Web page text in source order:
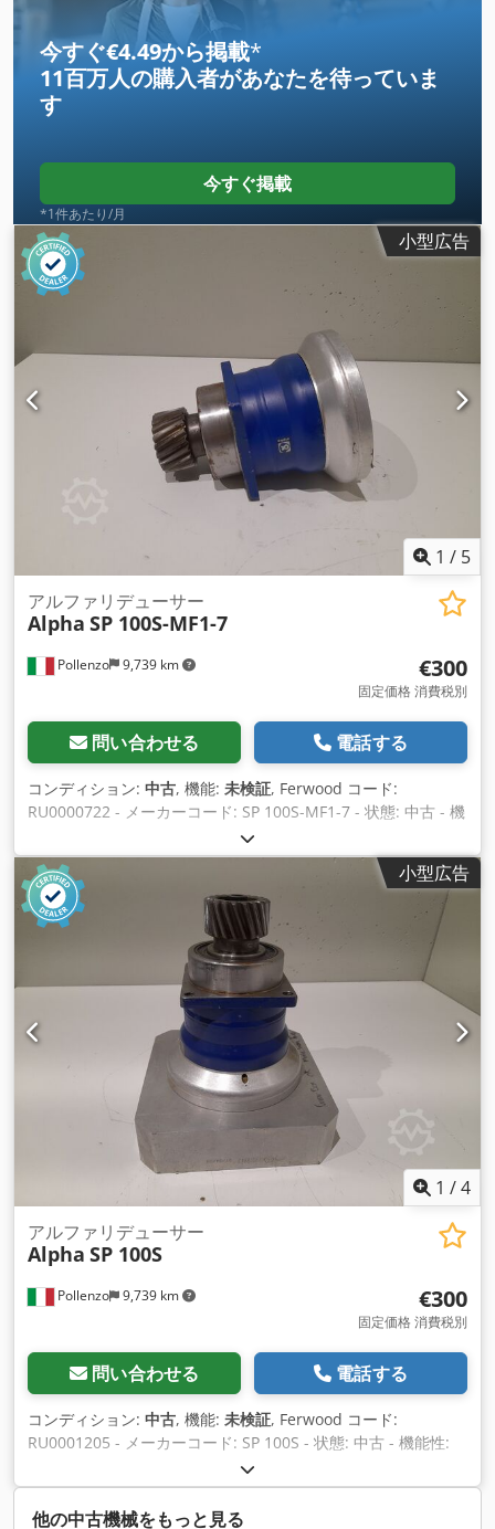
今すぐ€4.49から掲載*
11百万人の購入者があなたを待っていま
す
今すぐ掲載
*1件あたり/月
小型広告
1 / 5
Pollenzo 9,739 km
アルファリデューサー
Alpha SP 100S-MF1-7
€300
固定価格 消費税別
問い合わせる 電話する
コンディション: 中古, 機能: 未検証, Ferwood コード:
RU0000722 - メーカーコード: SP 100S-MF1-7 - 状態: 中古 - 機
能性: 未テスト - ご興味があれば、修正サービスも提供してお
りますので、お問い合わせください。 Codpov Azigefx Aahorf
小型広告
1 /4
Pollenzo 9,739 km
アルファリデューサー
Alpha SP 100S
€300
固定価格 消費税別
問い合わせる 電話する
コンディション: 中古, 機能: 未検証, Ferwood コード:
RU0001205 - メーカーコード: SP 100S - 状態: 中古 - 機能性:
未テスト - ご興味があれば、修正サービスも提供しております
ので、お問い合わせください。 Crodpov Du Apsfx Aahsf
他の中古機械をもっと見る